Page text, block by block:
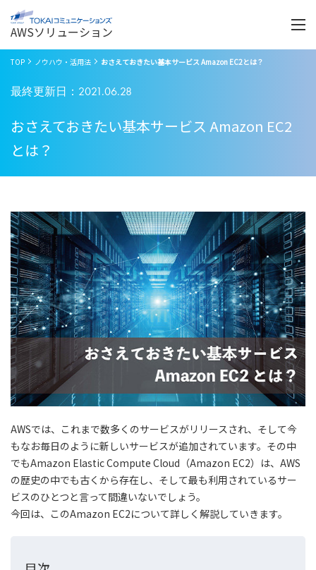
AWSソリューション
く
TOP ノウハウ・活用法 おさえておきたい基本サービス Amazon EC2とは？
最終更新日：2021.06.28
おさえておきたい基本サービス Amazon EC2
とは？
AWSでは、これまで数多くのサービスがリリースされ、そして今
もなお毎日のように新しいサービスが追加されています。その中
でもAmazon Elastic Compute Cloud（Amazon EC2）は、AWS
の歴史の中でも古くから存在し、そして最も利用されているサー
ビスのひとつと言って間違いないでしょう。
今回は、このAmazon EC2について詳しく解説していきます。